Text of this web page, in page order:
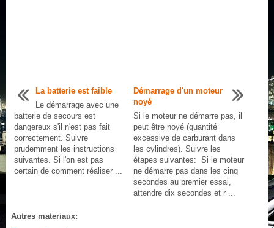
La batterie est faible
Le démarrage avec une
batterie de secours est
dangereux s'il n'est pas fait
correctement. Suivre
prudemment les instructions
suivantes. Si l'on est pas
certain de comment réaliser ...
Démarrage d'un moteur
noyé
Si le moteur ne démarre pas, il
peut être noyé (quantité
excessive de carburant dans
les cylindres). Suivre les
étapes suivantes: Si le moteur
ne démarre pas dans les cinq
secondes au premier essai,
attendre dix secondes et r ...
Autres materiaux: